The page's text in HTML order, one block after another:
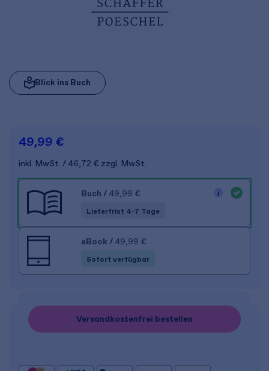
Blick ins Buch
49,99 €
inkl. MwSt. 46,72 € zzgl. MwSt.
Buch / 49,99 €
Lieferfrist 4-7 Tage
eBook / 49,99 €
Sofort verfügbar
Versandkostenfrei bestellen